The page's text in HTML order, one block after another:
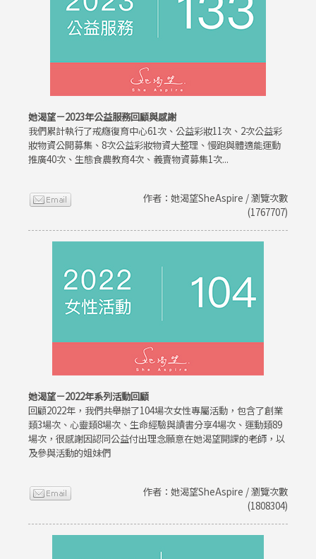
她渴望－2023年公益服務回顧與感謝
我們累計執行了戒癮復育中心61次、公益彩妝11次、2次公益彩
妝物資公開募集、8次公益彩妝物資大整理、慢跑與體適能運動
推廣40次、生態食農教育4次、義賣物資募集1次...
作者：她渴望SheAspire / 瀏覽次數
(1767707)
她渴望－2022年系列活動回顧
回顧2022年，我們共舉辦了104場次女性專屬活動，包含了創業
類3場次、心靈類8場次、生命經驗與讀書分享4場次、運動類89
場次，很感謝因認同公益付出理念願意在她渴望開課的老師，以
及參與活動的姐妹們
作者：她渴望SheAspire / 瀏覽次數
(1808304)